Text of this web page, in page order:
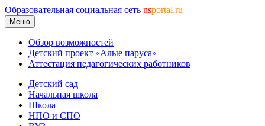
Образовательная социальная сеть nsportal.ru
Меню
Обзор возможностей
Детский проект «Алые паруса»
Аттестация педагогических работников
Детский сад
Начальная школа
Школа
НПО и СПО